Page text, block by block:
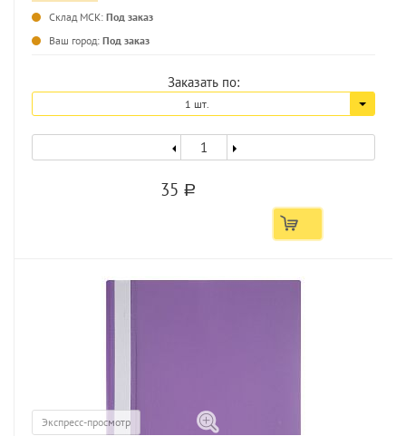
Склад МСК: Под заказ
Ваш город: Под заказ
Заказать по:
1 шт.
35 a
Экспресс-просмотр